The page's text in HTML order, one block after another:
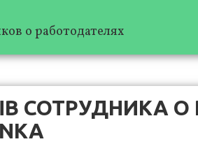
о работодателях
СОТРУДНИКА О